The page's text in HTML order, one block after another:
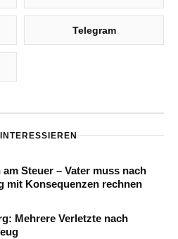
Telegram
Steuer – Vater muss nach
mit Konsequenzen rechnen
Mehrere Verletzte nach